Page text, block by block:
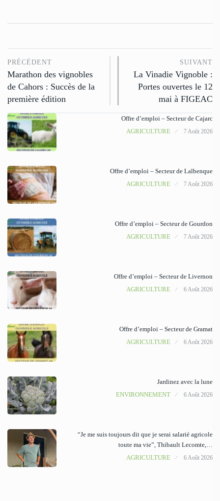
PRÉCÉDENT
Marathon des vignobles
de Cahors : Succès de la
première édition
SUIVANT
La Vinadie Vignoble :
Portes ouvertes le 12
mai à FIGEAC
Offre d’emploi – Secteur de Cajarc
AGRICULTURE
7 Août 2026
Offre d’emploi – Secteur de Lalbenque
AGRICULTURE
7 Août 2026
Offre d’emploi – Secteur de Gourdon
AGRICULTURE
7 Août 2026
Offre d’emploi – Secteur de Livernon
AGRICULTURE
6 Août 2026
Offre d’emploi – Secteur de Gramat
AGRICULTURE
6 Août 2026
Jardinez avec la lune
ENVIRONNEMENT
6 Août 2026
“Je me suis toujours dit que je serai salarié agricole
toute ma vie”, Thibault Lecomte,…
AGRICULTURE
6 Août 2026